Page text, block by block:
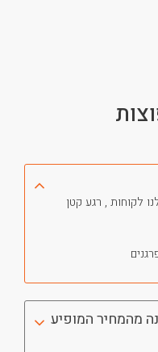
לקוחות , רגע קטן
מהמחיר המופיע